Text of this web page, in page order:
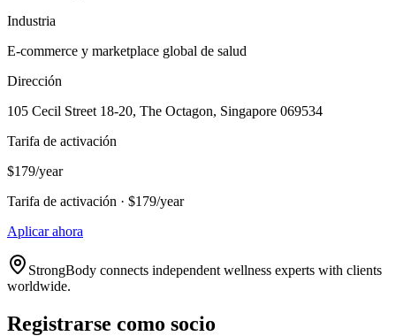
Industria
E-commerce y marketplace global de salud
Dirección
105 Cecil Street 18-20, The Octagon, Singapore 069534
Tarifa de activación
$179/year
Tarifa de activación · $179/year
Aplicar ahora
StrongBody connects independent wellness experts with clients
worldwide.
Registrarse como socio